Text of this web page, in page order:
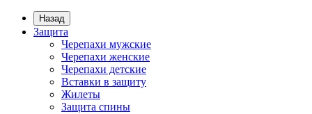
Назад
Защита
Черепахи мужские
Черепахи женские
Черепахи детские
Вставки в защиту
Жилеты
Защита спины